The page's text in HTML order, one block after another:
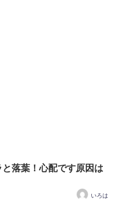
と落葉！心配です原因は
いろは